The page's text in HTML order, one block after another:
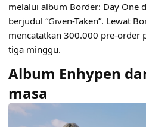
melalui album Border: Day One
berjudul “Given-Taken”. Lewat
mencatatkan 300.000 pre-order
tiga minggu.
Album Enhypen
masa